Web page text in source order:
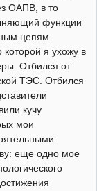
ОАПВ, в то
функции
цепям.
я ухожу в
Отбился от
ТЭС. Отбился
кучу
мои
еще одно мое